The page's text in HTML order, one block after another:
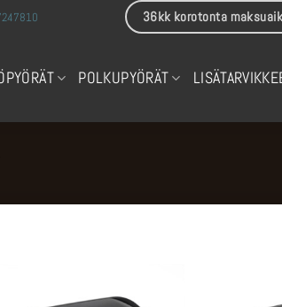
36kk korotonta
POLKUPYÖRÄT